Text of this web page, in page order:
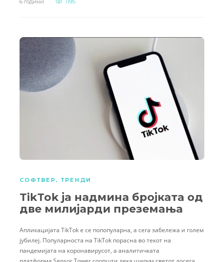
6 години 1195
СОФТВЕР , ТРЕНДИ
TikTok ја надмина бројката од
две милијарди преземања
Апликацијата TikTok е се попопуларна, а сега забележа и голем
јубилеј. Популарноста на TikTok порасна во текот на
пандемијата на коронавирусот, а аналитичката